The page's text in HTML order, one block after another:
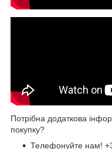
Потрібна додаткова
покупку?
Телефонуйте нам!